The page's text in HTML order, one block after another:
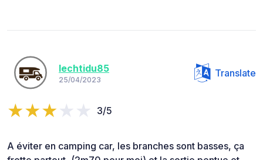
lechtidu85
25/04/2023
Translate
3/5
A éviter en camping car, les branches sont basses, ça